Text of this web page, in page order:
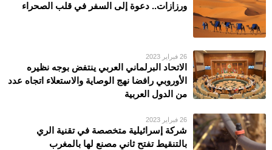
ورزازات.. دعوة إلى السفر في قلب الصحراء
26 فبراير 2023
الاتحاد البرلماني العربي ينتفض بوجه نظيره
الأوروبي رافضا نهج الوصاية والاستعلاء اتجاه عدد
من الدول العربية
26 فبراير 2023
شركة إسرائيلية متخصصة في تقنية الري
بالتنقيط تفتح ثاني مصنع لها بالمغرب